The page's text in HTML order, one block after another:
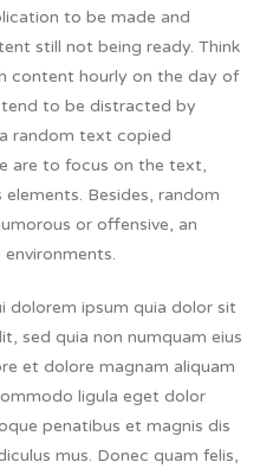
to be made and
still not being ready. Think
content hourly on the day of
tend to be distracted by
random text copied
are to focus on the text,
Besides, random
or offensive, an
dolorem ipsum quia dolor sit
sed quia non numquam eius
et dolore magnam aliquam
ligula eget dolor
penatibus et magnis dis
mus. Donec quam felis,